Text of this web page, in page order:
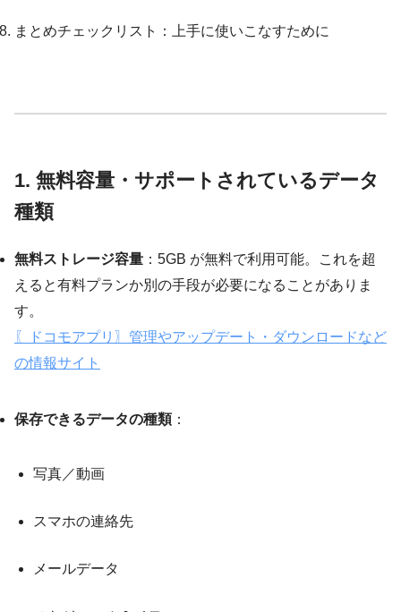
まとめチェックリスト：上手に使いこなすために
1. 無料容量・サポートされているデータ
種類
無料ストレージ容量 ：5GB が無料で利用可能。これを超
えると有料プランか別の手段が必要になることがありま
す。
〖ドコモアプリ〗管理やアップデート・ダウンロードなど
の情報サイト
保存できるデータの種類：
写真／動画
スマホの連絡先
メールデータ